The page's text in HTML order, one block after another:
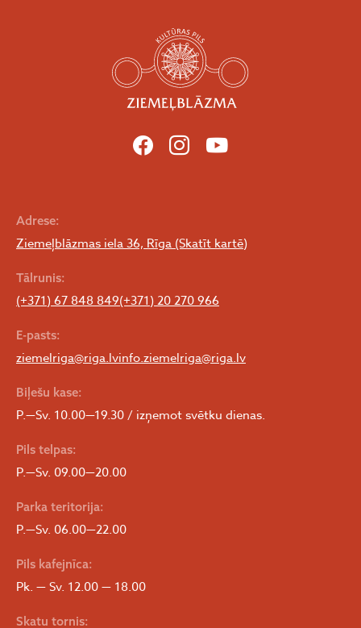
Adrese:
Ziemeļblāzmas iela 36, Rīga (Skatīt kartē)
Tālrunis:
(+371) 67 848 849(+371) 20 270 966
E-pasts:
ziemelriga@riga.lvinfo.ziemelriga@riga.lv
Biļešu kase:
P.—Sv. 10.00—19.30 / izņemot svētku dienas.
Pils telpas:
P.—Sv. 09.00—20.00
Parka teritorija:
P.—Sv. 06.00—22.00
Pils kafejnīca:
Pk. — Sv. 12.00 — 18.00
Skatu tornis: